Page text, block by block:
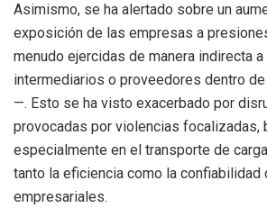
Asimismo, se ha alertado sobre un
exposición de las empresas a
menudo ejercidas de manera indirecta
intermediarios o proveedores dentro
—. Esto se ha visto exacerbado por
provocadas por violencias focalizadas,
especialmente en el transporte de
tanto la eficiencia como la confiabilidad
empresariales.